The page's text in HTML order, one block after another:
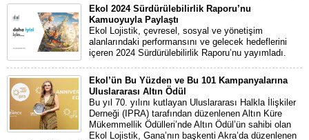
Ekol 2024 Sürdürülebilirlik Raporu’nu
Kamuoyuyla Paylaştı
Ekol Lojistik, çevresel, sosyal ve yönetişim
alanlarındaki performansını ve gelecek hedeflerini
içeren 2024 Sürdürülebilirlik Raporu’nu yayımladı.
Ekol’ün Bu Yüzden ve Bu 101 Kampanyalarına
Uluslararası Altın Ödül
Bu yıl 70. yılını kutlayan Uluslararası Halkla İlişkiler
Derneği (IPRA) tarafından düzenlenen Altın Küre
Mükemmellik Ödülleri’nde Altın Ödül’ün sahibi olan
Ekol Lojistik, Gana’nın başkenti Akra’da düzenlenen